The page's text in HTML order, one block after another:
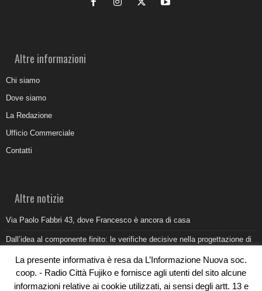
Altre informazioni
Chi siamo
Dove siamo
La Redazione
Ufficio Commerciale
Contatti
Altre notizie
Via Paolo Fabbri 43, dove Francesco è ancora di casa
Dall’idea al componente finito: le verifiche decisive nella progettazione di
Belvedere Marittimo e il report ARPACAL 2026 sulla qualità del mare
La presente informativa è resa da L’Informazione Nuova soc.
coop. - Radio Città Fujiko e fornisce agli utenti del sito alcune
informazioni relative ai cookie utilizzati, ai sensi degli artt. 13 e